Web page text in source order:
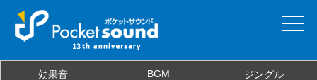
効果音 BGM ジングル